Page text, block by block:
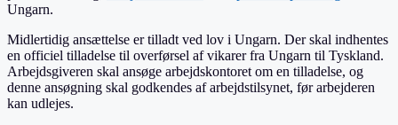
Ungarn.
Midlertidig ansættelse er tilladt ved lov i Ungarn. Der skal indhentes
en officiel tilladelse til overførsel af vikarer fra Ungarn til Tyskland.
Arbejdsgiveren skal ansøge arbejdskontoret om en tilladelse, og
denne ansøgning skal godkendes af arbejdstilsynet, før arbejderen
kan udlejes.